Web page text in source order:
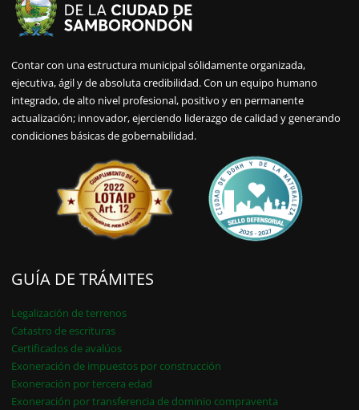
Contar con una estructura municipal sólidamente organizada,
ejecutiva, ágil y de absoluta credibilidad. Con un equipo humano
integrado, de alto nivel profesional, positivo y en permanente
actualización; innovador, ejerciendo liderazgo de calidad y generando
condiciones básicas de gobernabilidad.
GUÍA DE TRÁMITES
Legalización de terrenos
Catastro de escrituras
Certificados de avalúos
Exoneración de impuestos por construcción
Exoneración por tercera edad
Exoneración por transferencia de dominio compraventa